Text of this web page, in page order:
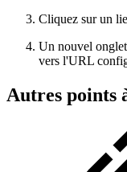
Cliquez sur un
Un nouvel
vers l'URL
Autres points